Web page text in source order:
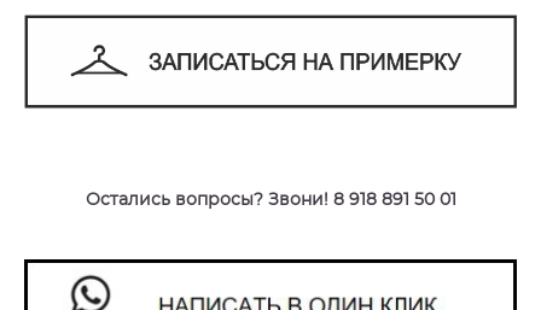
Остались вопросы? Звони! 8 918 891 50 01